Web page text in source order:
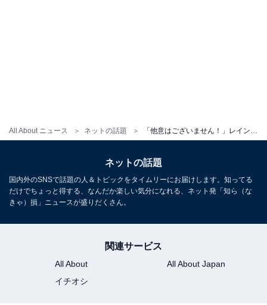
All About ニュース ネットの話題
ネットの話題
国内外のSNSで話題の人＆トピックをタイムリーにお届けします。知ってる
だけでちょっと得する、なんだか楽しい気分になれる、ネット発「知ら（な
きゃ）損」ニュースが盛りだくさん。
関連サービス
All About
All About Japan
イチオシ